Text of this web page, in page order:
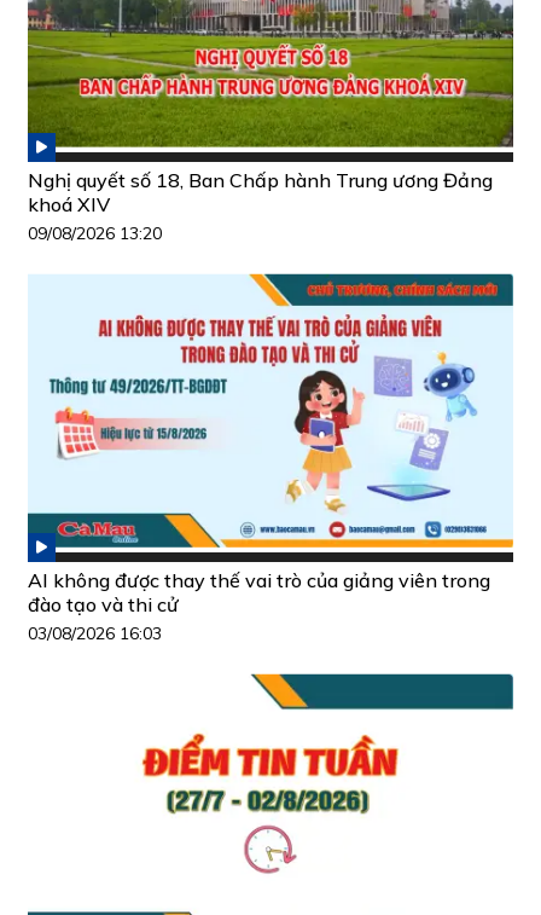
Nghị quyết số 18, Ban Chấp hành Trung ương Đảng
khoá XIV
09/08/2026 13:20
AI không được thay thế vai trò của giảng viên trong
đào tạo và thi cử
03/08/2026 16:03